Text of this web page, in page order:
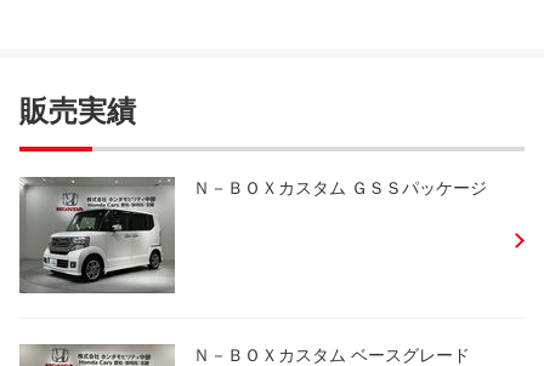
販売実績
Ｎ－ＢＯＸカスタム ＧＳＳパッケージ
Ｎ－ＢＯＸカスタム ベースグレード